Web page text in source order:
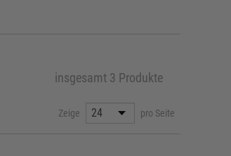
insgesamt 3 Produkte
Zeige pro Seite